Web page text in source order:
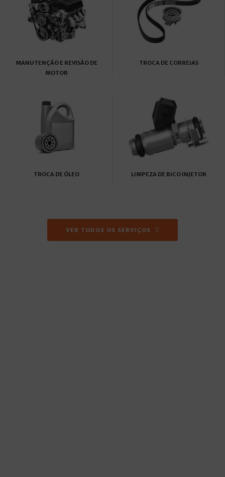
MANUTENÇÃO E REVISÃO DE
MOTOR
TROCA DE CORREIAS
TROCA DE ÓLEO LIMPEZA DE BICO INJETOR
VER TODOS OS SERVIÇOS